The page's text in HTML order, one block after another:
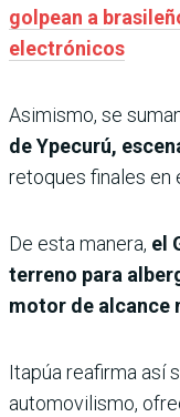
golpean a
electrónicos
Asimismo, se
de Ypecurú,
retoques finales en
De esta manera, el
terreno para
motor de alcance
Itapúa reafirma así
automovilismo,